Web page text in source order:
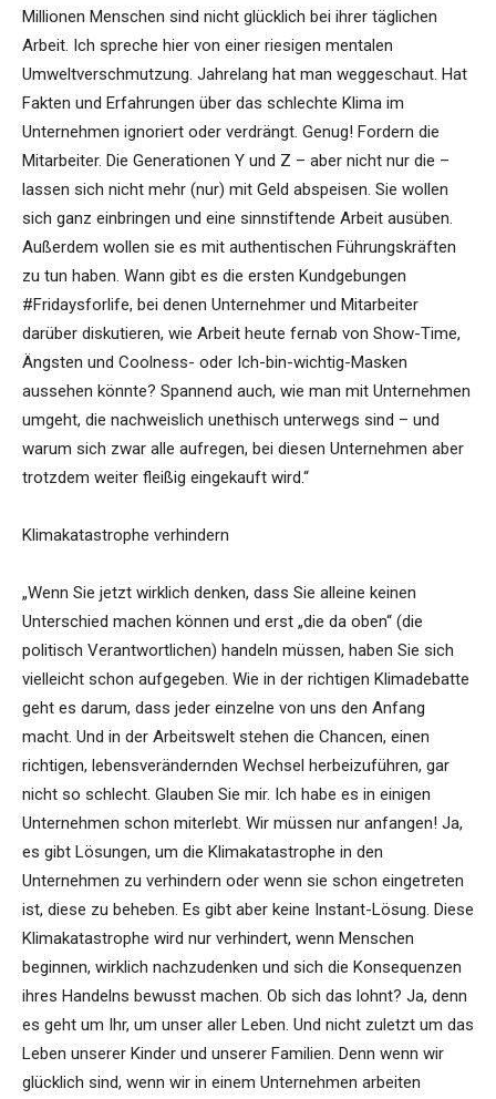
Millionen Menschen sind nicht glücklich bei ihrer täglichen
Arbeit. Ich spreche hier von einer riesigen mentalen
Umweltverschmutzung. Jahrelang hat man weggeschaut. Hat
Fakten und Erfahrungen über das schlechte Klima im
Unternehmen ignoriert oder verdrängt. Genug! Fordern die
Mitarbeiter. Die Generationen Y und Z – aber nicht nur die –
lassen sich nicht mehr (nur) mit Geld abspeisen. Sie wollen
sich ganz einbringen und eine sinnstiftende Arbeit ausüben.
Außerdem wollen sie es mit authentischen Führungskräften
zu tun haben. Wann gibt es die ersten Kundgebungen
#Fridaysforlife, bei denen Unternehmer und Mitarbeiter
darüber diskutieren, wie Arbeit heute fernab von Show-Time,
Ängsten und Coolness- oder Ich-bin-wichtig-Masken
aussehen könnte? Spannend auch, wie man mit Unternehmen
umgeht, die nachweislich unethisch unterwegs sind – und
warum sich zwar alle aufregen, bei diesen Unternehmen aber
trotzdem weiter fleißig eingekauft wird.“
Klimakatastrophe verhindern
„Wenn Sie jetzt wirklich denken, dass Sie alleine keinen
Unterschied machen können und erst „die da oben“ (die
politisch Verantwortlichen) handeln müssen, haben Sie sich
vielleicht schon aufgegeben. Wie in der richtigen Klimadebatte
geht es darum, dass jeder einzelne von uns den Anfang
macht. Und in der Arbeitswelt stehen die Chancen, einen
richtigen, lebensverändernden Wechsel herbeizuführen, gar
nicht so schlecht. Glauben Sie mir. Ich habe es in einigen
Unternehmen schon miterlebt. Wir müssen nur anfangen! Ja,
es gibt Lösungen, um die Klimakatastrophe in den
Unternehmen zu verhindern oder wenn sie schon eingetreten
ist, diese zu beheben. Es gibt aber keine Instant-Lösung. Diese
Klimakatastrophe wird nur verhindert, wenn Menschen
beginnen, wirklich nachzudenken und sich die Konsequenzen
ihres Handelns bewusst machen. Ob sich das lohnt? Ja, denn
es geht um Ihr, um unser aller Leben. Und nicht zuletzt um das
Leben unserer Kinder und unserer Familien. Denn wenn wir
glücklich sind, wenn wir in einem Unternehmen arbeiten